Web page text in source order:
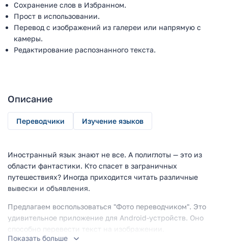
Сохранение слов в Избранном.
Прост в использовании.
Перевод с изображений из галереи или напрямую с
камеры.
Редактирование распознанного текста.
Описание
Переводчики Изучение языков
Иностранный язык знают не все. А полиглоты — это из
области фантастики. Кто спасет в заграничных
путешествиях? Иногда приходится читать различные
вывески и объявления.
Предлагаем воспользоваться "Фото переводчиком". Это
удивительное приложение для Android-устройств. Оно
способно перевести текст на изображении.
Показать больше